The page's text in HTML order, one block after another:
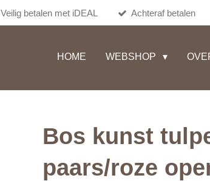
Veilig betalen met iDEAL Achteraf betalen
HOME WEBSHOP
Bos kunst
paars/roze